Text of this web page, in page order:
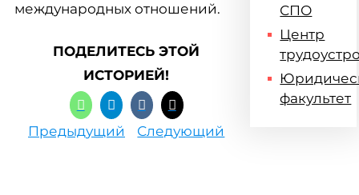
международных отношений.
ПОДЕЛИТЕСЬ ЭТОЙ
ИСТОРИЕЙ!
Предыдущий Следующий
СПО
Центр
факультет